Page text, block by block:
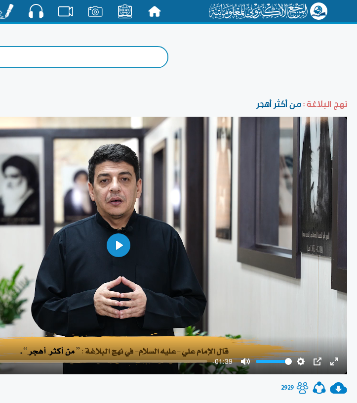
نهج البلاغة :من أكثر أهجر
-01:39
Mute
SettingsPIP
Enter
Play
2929